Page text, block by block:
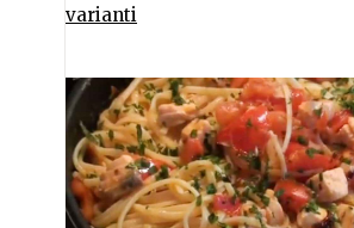
varianti